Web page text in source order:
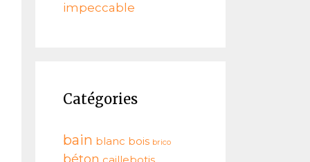
impeccable
Catégories
bain blanc bois brico
béton